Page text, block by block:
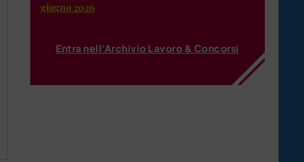
giugno 2026
Entra nell'Archivio Lavoro & Concorsi